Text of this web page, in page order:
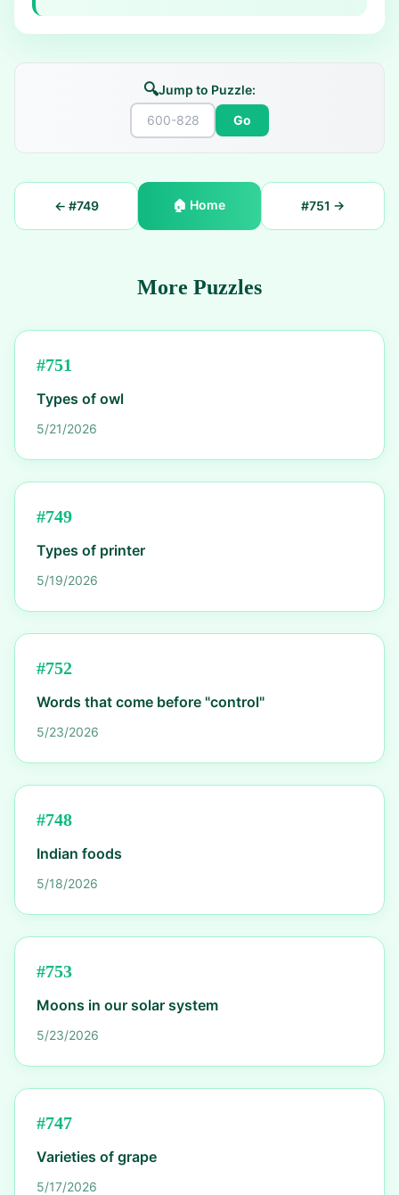
🔍Jump to Puzzle:
Go
← #749 🏠 Home #751 →
More Puzzles
#751
Types of owl
5/21/2026
#749
Types of printer
5/19/2026
#752
Words that come before "control"
5/23/2026
#748
Indian foods
5/18/2026
#753
Moons in our solar system
5/23/2026
#747
Varieties of grape
5/17/2026